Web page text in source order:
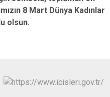
8 Mart Dünya Kadınlar
olsun.